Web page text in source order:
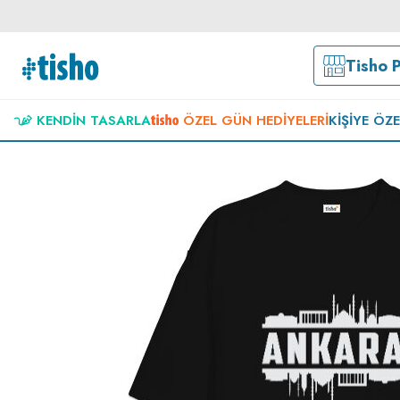
Tisho
KENDIN TASARLA ÖZEL GÜN HEDIYELERIKIŞIYE